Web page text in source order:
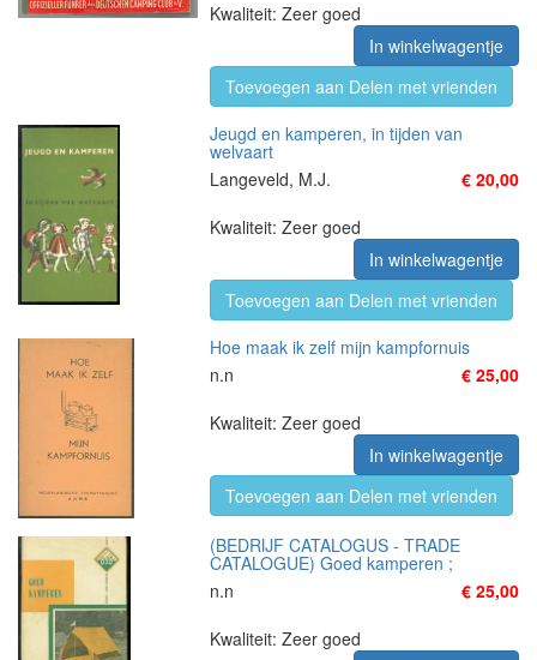
Kwaliteit: Zeer goed
In winkelwagentje
Toevoegen aan Delen met vrienden
Jeugd en kamperen, in tijden van
welvaart
Langeveld, M.J.
€ 20,00
Kwaliteit: Zeer goed
In winkelwagentje
Toevoegen aan Delen met vrienden
Hoe maak ik zelf mijn kampfornuis
n.n
€ 25,00
Kwaliteit: Zeer goed
In winkelwagentje
Toevoegen aan Delen met vrienden
(BEDRIJF CATALOGUS - TRADE
CATALOGUE) Goed kamperen ;
n.n
€ 25,00
Kwaliteit: Zeer goed